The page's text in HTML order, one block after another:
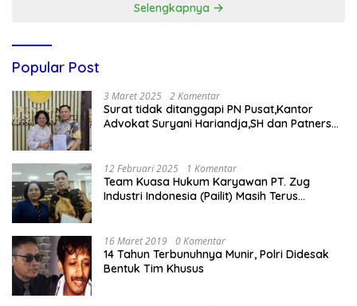
Selengkapnya
Popular Post
3 Maret 2025 2 Komentar
Surat tidak ditanggapi PN Pusat,Kantor
Advokat Suryani Hariandja,SH dan Patners
12 Februari 2025 1 Komentar
Team Kuasa Hukum Karyawan PT. Zug
Industri Indonesia (Pailit) Masih Terus
16 Maret 2019 0 Komentar
14 Tahun Terbunuhnya Munir, Polri Didesak
Bentuk Tim Khusus